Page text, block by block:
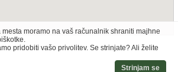
moramo na vaš računalnik shraniti majhne
pridobiti vašo privolitev. Se strinjate? Ali želite
Strinjam se